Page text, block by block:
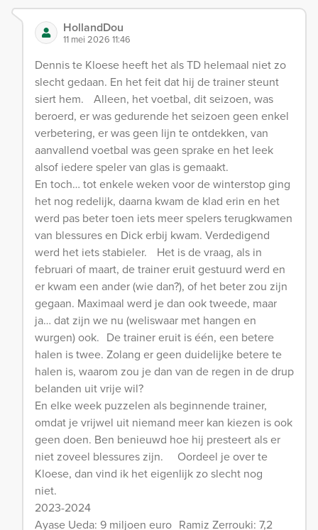
HollandDou
11 mei 2026 11:46
Dennis te Kloese heeft het als TD helemaal niet zo
slecht gedaan. En het feit dat hij de trainer steunt
siert hem. Alleen, het voetbal, dit seizoen, was
beroerd, er was gedurende het seizoen geen enkel
verbetering, er was geen lijn te ontdekken, van
aanvallend voetbal was geen sprake en het leek
alsof iedere speler van glas is gemaakt.
En toch… tot enkele weken voor de winterstop ging
het nog redelijk, daarna kwam de klad erin en het
werd pas beter toen iets meer spelers terugkwamen
van blessures en Dick erbij kwam. Verdedigend
werd het iets stabieler. Het is de vraag, als in
februari of maart, de trainer eruit gestuurd werd en
er kwam een ander (wie dan?), of het beter zou zijn
gegaan. Maximaal werd je dan ook tweede, maar
ja… dat zijn we nu (weliswaar met hangen en
wurgen) ook. De trainer eruit is één, een betere
halen is twee. Zolang er geen duidelijke betere te
halen is, waarom zou je dan van de regen in de drup
belanden uit vrije wil?
En elke week puzzelen als beginnende trainer,
omdat je vrijwel uit niemand meer kan kiezen is ook
geen doen. Ben benieuwd hoe hij presteert als er
niet zoveel blessures zijn. Oordeel je over te
Kloese, dan vind ik het eigenlijk zo slecht nog
niet.
2023-2024
Ayase Ueda: 9 miljoen euro Ramiz Zerrouki: 7,2